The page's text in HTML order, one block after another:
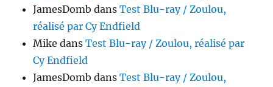
JamesDomb dansTest Blu-ray / Zoulou,
réalisé par Cy Endfield
Mike dansTest Blu-ray / Zoulou, réalisé par
Cy Endfield
JamesDomb dansTest Blu-ray / Zoulou,